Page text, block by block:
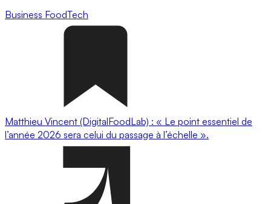
Business FoodTech
Matthieu Vincent (DigitalFoodLab) : « Le point essentiel de
l’année 2026 sera celui du passage à l’échelle ».